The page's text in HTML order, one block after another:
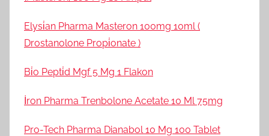
Elysi̇an Pharma Masteron 100mg 10ml (
Drostanolone Propi̇onate )
Bi̇o Pepti̇d Mgf 5 Mg 1 Flakon
İron Pharma Trenbolone Acetate 10 Ml 75mg
Pro-Tech Pharma Dianabol 10 Mg 100 Tablet